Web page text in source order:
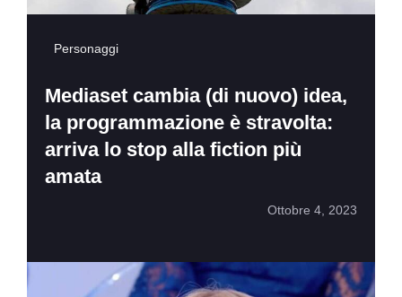
Personaggi
Mediaset cambia (di nuovo) idea,
la programmazione è stravolta:
arriva lo stop alla fiction più
amata
Ottobre 4, 2023